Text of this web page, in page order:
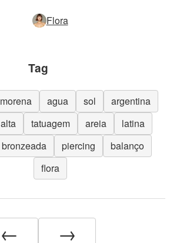
Flora
Tag
morena agua sol
argentina
alta tatuagem areia
latina
bronzeada piercing
balanço
flora
← →